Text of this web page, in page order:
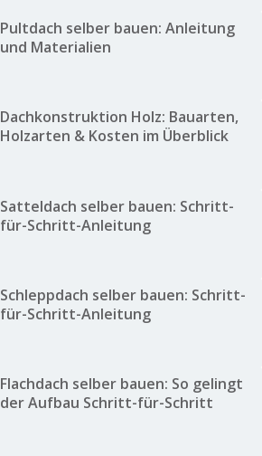
Pultdach selber bauen: Anleitung
und Materialien
Dachkonstruktion Holz: Bauarten,
Holzarten & Kosten im Überblick
Satteldach selber bauen: Schritt-
für-Schritt-Anleitung
Schleppdach selber bauen: Schritt-
für-Schritt-Anleitung
Flachdach selber bauen: So gelingt
der Aufbau Schritt-für-Schritt